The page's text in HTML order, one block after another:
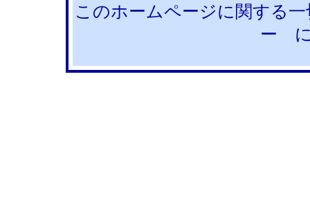
このホームページに関する
ー に